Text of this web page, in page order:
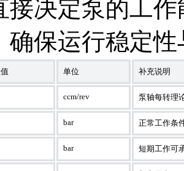
接决定泵的工
确保运行稳定
单位 补充说明
ccm/rev 泵轴每转理
bar 正常工作条
bar 短期工作可